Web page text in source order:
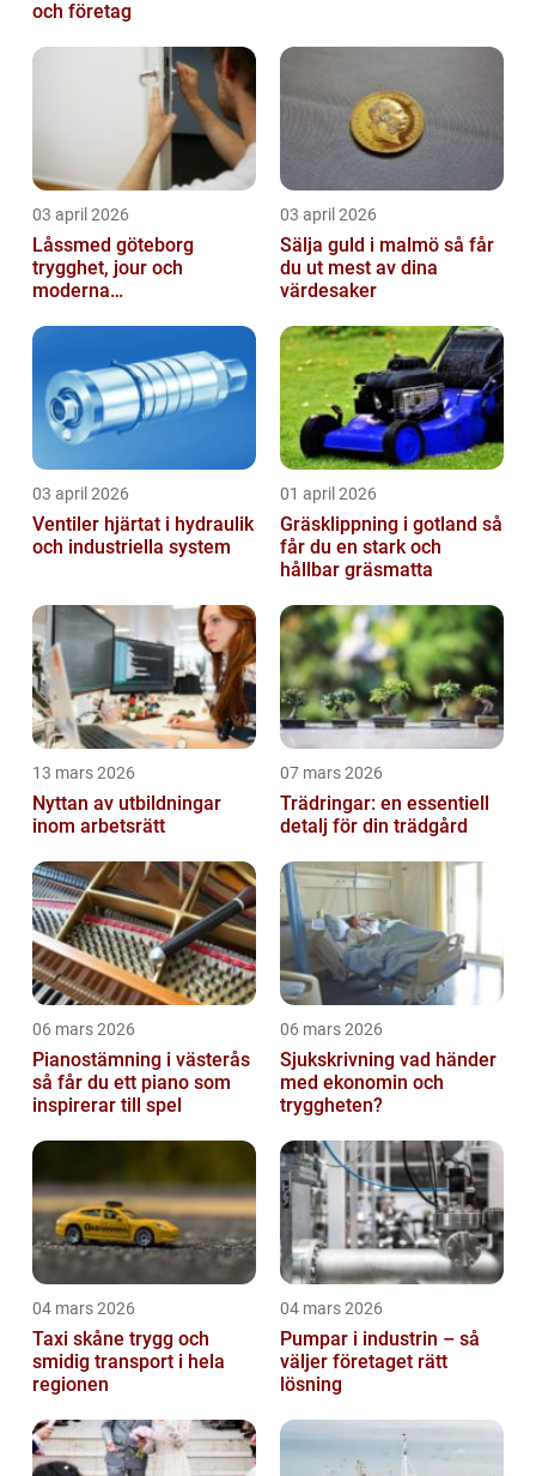
och företag
03 april 2026
Låssmed göteborg
trygghet, jour och
moderna
03 april 2026
Sälja guld i malmö så får
du ut mest av dina
värdesaker
03 april 2026
Ventiler hjärtat i hydraulik
och industriella system
01 april 2026
Gräsklippning i gotland så
får du en stark och
hållbar gräsmatta
13 mars 2026
Nyttan av utbildningar
inom arbetsrätt
07 mars 2026
Trädringar: en essentiell
detalj för din trädgård
06 mars 2026
Pianostämning i västerås
så får du ett piano som
inspirerar till spel
06 mars 2026
Sjukskrivning vad händer
med ekonomin och
tryggheten?
04 mars 2026
Taxi skåne trygg och
smidig transport i hela
regionen
04 mars 2026
Pumpar i industrin – så
väljer företaget rätt
lösning